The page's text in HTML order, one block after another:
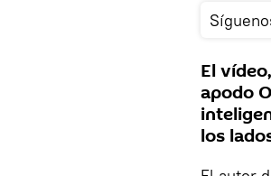
El
apodo
los